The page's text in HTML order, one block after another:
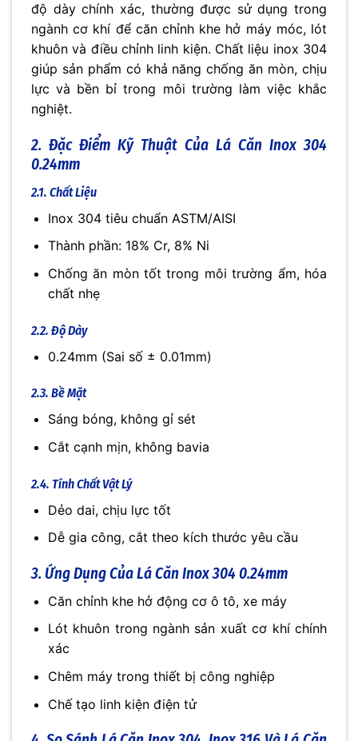
độ dày chính xác, thường được sử dụng trong
ngành cơ khí để căn chỉnh khe hở máy móc, lót
khuôn và điều chỉnh linh kiện. Chất liệu inox 304
giúp sản phẩm có khả năng chống ăn mòn, chịu
lực và bền bỉ trong môi trường làm việc khắc
nghiệt.
2. Đặc Điểm Kỹ Thuật Của Lá Căn Inox 304
0.24mm
2.1. Chất Liệu
Inox 304 tiêu chuẩn ASTM/AISI
Thành phần: 18% Cr, 8% Ni
Chống ăn mòn tốt trong môi trường ẩm, hóa
chất nhẹ
2.2. Độ Dày
0.24mm (Sai số ± 0.01mm)
2.3. Bề Mặt
Sáng bóng, không gỉ sét
Cắt cạnh mịn, không bavia
2.4. Tính Chất Vật Lý
Dẻo dai, chịu lực tốt
Dễ gia công, cắt theo kích thước yêu cầu
3. Ứng Dụng Của Lá Căn Inox 304 0.24mm
Căn chỉnh khe hở động cơ ô tô, xe máy
Lót khuôn trong ngành sản xuất cơ khí chính
xác
Chêm máy trong thiết bị công nghiệp
Chế tạo linh kiện điện tử